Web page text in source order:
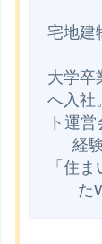
宅地建
大学卒
へ入社
ト運
経
「住